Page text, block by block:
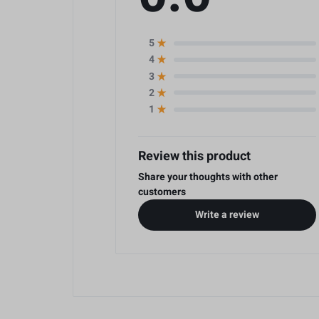
5
4
3
2
1
Review this product
Share your thoughts with other
customers
Write a review